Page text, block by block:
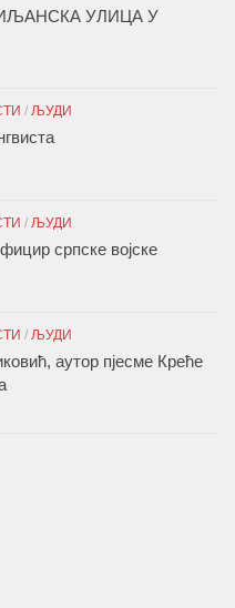
УЛИЦА У
/ ЉУДИ
/ ЉУДИ
српске војске
/ ЉУДИ
аутор пјесме Креће